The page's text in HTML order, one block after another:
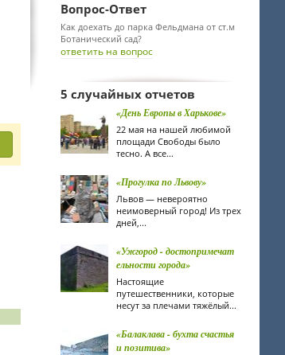
Вопрос-Ответ
Как доехать до парка Фельдмана от ст.м
Ботанический сад?
ответить на вопрос
5 случайных отчетов
«День Европы в Харькове»
22 мая на нашей любимой
площади Свободы было
тесно. А все...
«Прогулка по Львову»
Львов — невероятно
неимоверный город! Из трех
дней,...
«Ужгород - достопримечат
ельности города»
Настоящие
путешественники, которые
несут за плечами тяжёлый...
«Балаклава - бухта счастья
и позитива»